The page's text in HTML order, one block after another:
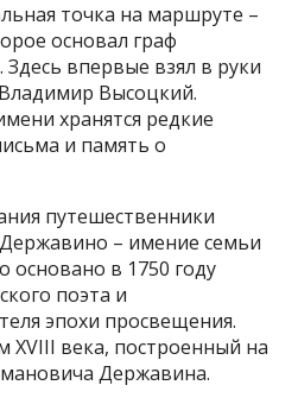
точка на маршруте –
основал граф
впервые взял в руки
Высоцкий.
хранятся редкие
и память о
путешественники
Державино – имение семьи
в 1750 году
поэта и
эпохи просвещения.
XVIII века, построенный на
Державина.